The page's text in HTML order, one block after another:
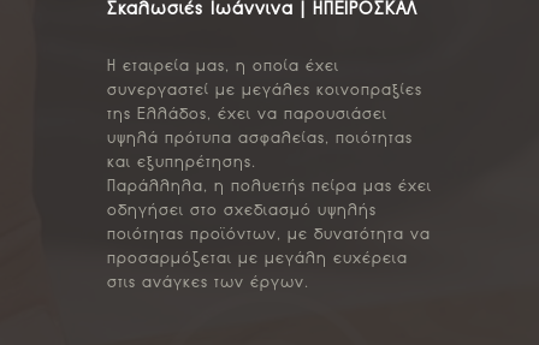
Σκαλωσιές Ιωάννινα | ΗΠΕΙΡΟΣΚΑΛ
Η εταιρεία μας, η οποία έχει
συνεργαστεί με μεγάλες κοινοπραξίες
της Ελλάδος, έχει να παρουσιάσει
υψηλά πρότυπα ασφαλείας, ποιότητας
και εξυπηρέτησης.
Παράλληλα, η πολυετής πείρα μας έχει
οδηγήσει στο σχεδιασμό υψηλής
ποιότητας προϊόντων, με δυνατότητα να
προσαρμόζεται με μεγάλη ευχέρεια
στις ανάγκες των έργων.